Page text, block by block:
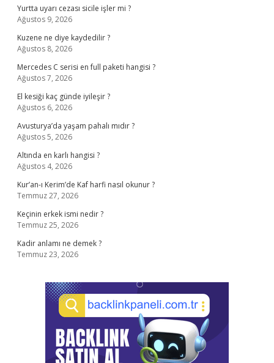
Yurtta uyarı cezası sicile işler mi ?
Ağustos 9, 2026
Kuzene ne diye kaydedilir ?
Ağustos 8, 2026
Mercedes C serisi en full paketi hangisi ?
Ağustos 7, 2026
El kesiği kaç günde iyileşir ?
Ağustos 6, 2026
Avusturya’da yaşam pahalı mıdır ?
Ağustos 5, 2026
Altında en karlı hangisi ?
Ağustos 4, 2026
Kur’an-ı Kerim’de Kaf harfi nasıl okunur ?
Temmuz 27, 2026
Keçinin erkek ismi nedir ?
Temmuz 25, 2026
Kadir anlamı ne demek ?
Temmuz 23, 2026